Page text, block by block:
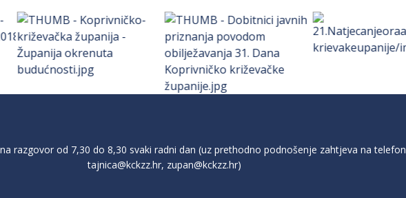
razgovor od 7,30 do 8,30 svaki radni dan (uz prethodno podnošenje zahtjeva na telefon
tajnica@kckzz.hr, zupan@kckzz.hr)